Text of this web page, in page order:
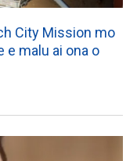
City Mission mo
e malu ai ona o